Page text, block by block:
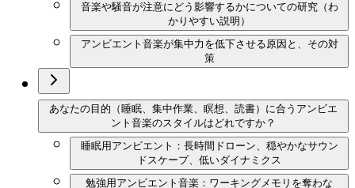
音楽や騒音が注意にどう影響するかについての研究（わ
かりやすい説明）
アンビエント音楽が集中力を低下させる原因と、その対
策
あなたの目的（睡眠、集中作業、瞑想、読書）に合うアンビエ
ント音楽のスタイルはどれですか？
睡眠用アンビエント：長時間ドローン、穏やかなサウン
ドスケープ、低いダイナミクス
勉強用アンビエント音楽：ワーキングメモリを奪わな